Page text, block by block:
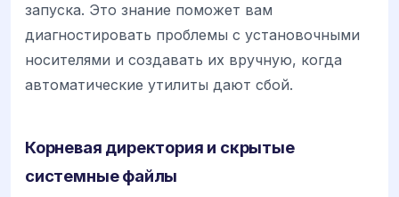
запуска. Это знание поможет вам
диагностировать проблемы с установочными
носителями и создавать их вручную, когда
автоматические утилиты дают сбой.
Корневая директория и скрытые
системные файлы